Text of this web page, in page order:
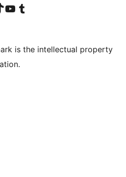
기유튜브 채널 방문하기 텀블러 계정 방문하기
is the intellectual property